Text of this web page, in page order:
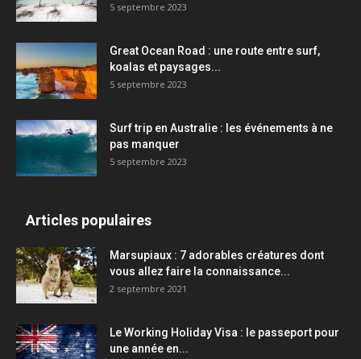
5 septembre 2023
Great Ocean Road : une route entre surf,
koalas et paysages...
5 septembre 2023
Surf trip en Australie : les événements à ne
pas manquer
5 septembre 2023
Articles populaires
Marsupiaux : 7 adorables créatures dont
vous allez faire la connaissance...
2 septembre 2021
Le Working Holiday Visa : le passeport pour
une année en...